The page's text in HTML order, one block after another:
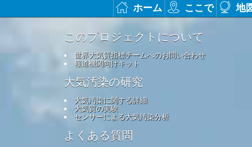
ホーム ここで 地
このプロジェクトについて
世界大気質指標チームへのお問い合わせ
報道機関向けキット
大気汚染の研究
大気汚染に関する詳細
大気質の実験
センサーによる大気汚染分析
よくある質問